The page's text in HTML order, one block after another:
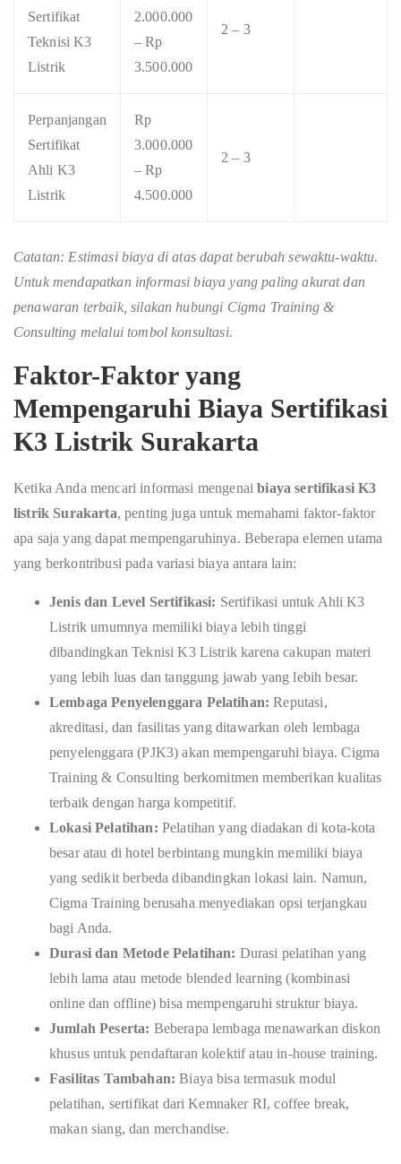
Sertifikat
Teknisi K3
Listrik
2.000.000
– Rp
3.500.000
2 – 3
Perpanjangan
Sertifikat
Ahli K3
Listrik
Rp
3.000.000
– Rp
4.500.000
2 – 3
Catatan: Estimasi biaya di atas dapat berubah sewaktu-waktu.
Untuk mendapatkan informasi biaya yang paling akurat dan
penawaran terbaik, silakan hubungi Cigma Training &
Consulting melalui tombol konsultasi.
Faktor-Faktor yang
Mempengaruhi Biaya Sertifikasi
K3 Listrik Surakarta
Ketika Anda mencari informasi mengenaibiaya sertifikasi K3
listrik Surakarta, penting juga untuk memahami faktor-faktor
apa saja yang dapat mempengaruhinya. Beberapa elemen utama
yang berkontribusi pada variasi biaya antara lain:
Jenis dan Level Sertifikasi: Sertifikasi untuk Ahli K3
Listrik umumnya memiliki biaya lebih tinggi
dibandingkan Teknisi K3 Listrik karena cakupan materi
yang lebih luas dan tanggung jawab yang lebih besar.
Lembaga Penyelenggara Pelatihan: Reputasi,
akreditasi, dan fasilitas yang ditawarkan oleh lembaga
penyelenggara (PJK3) akan mempengaruhi biaya. Cigma
Training & Consulting berkomitmen memberikan kualitas
terbaik dengan harga kompetitif.
Lokasi Pelatihan: Pelatihan yang diadakan di kota-kota
besar atau di hotel berbintang mungkin memiliki biaya
yang sedikit berbeda dibandingkan lokasi lain. Namun,
Cigma Training berusaha menyediakan opsi terjangkau
bagi Anda.
Durasi dan Metode Pelatihan: Durasi pelatihan yang
lebih lama atau metode blended learning (kombinasi
online dan offline) bisa mempengaruhi struktur biaya.
Jumlah Peserta: Beberapa lembaga menawarkan diskon
khusus untuk pendaftaran kolektif atau in-house training.
Fasilitas Tambahan: Biaya bisa termasuk modul
pelatihan, sertifikat dari Kemnaker RI, coffee break,
makan siang, dan merchandise.